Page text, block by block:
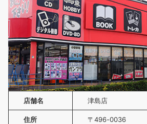
店舗名 津島店
住所
〒496-0036